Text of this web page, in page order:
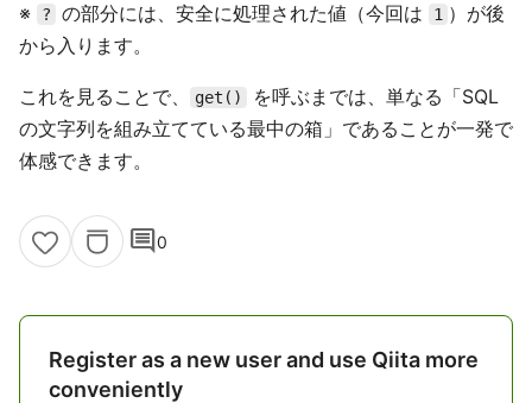
※ ? の部分には、安全に処理された値（今回は 1 ）が後
から入ります。
これを見ることで、 get()
を呼ぶまでは、単なる「SQL
の文字列を組み立てている最中の箱」であることが一発で
体感できます。
comment0
Register as a new user and use Qiita more
conveniently